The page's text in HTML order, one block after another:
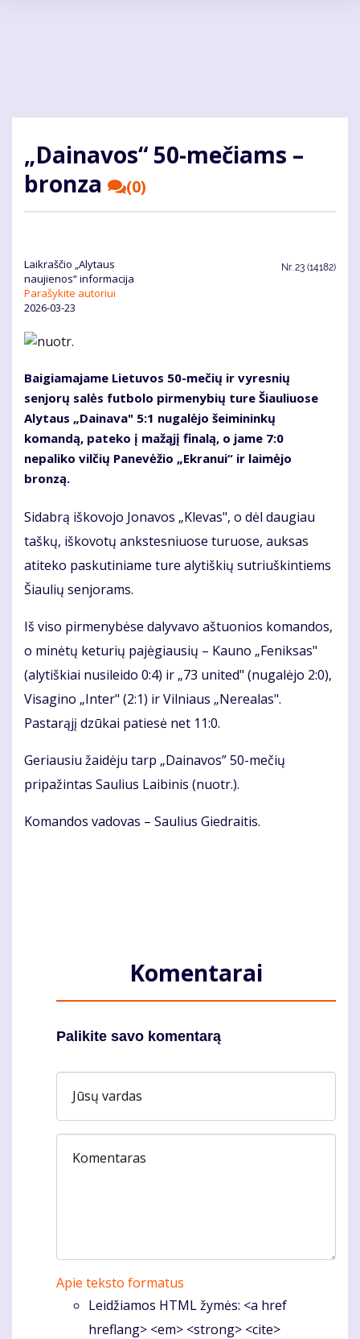
„Dainavos“ 50-mečiams –
bronza
(0)
Laikraščio „Alytaus
naujienos“ informacija
Parašykite autoriui
2026-03-23
Nr. 23 (14182)
Baigiamajame Lietuvos 50-mečių ir vyresnių
senjorų salės futbolo pirmenybių ture Šiauliuose
Alytaus „Dainava" 5:1 nugalėjo šeimininkų
komandą, pateko į mažąjį finalą, o jame 7:0
nepaliko vilčių Panevėžio „Ekranui“ ir laimėjo
bronzą.
Sidabrą iškovojo Jonavos „Klevas", o dėl daugiau
taškų, iškovotų ankstesniuose turuose, auksas
atiteko paskutiniame ture alytiškių sutriuškintiems
Šiaulių senjorams.
Iš viso pirmenybėse dalyvavo aštuonios komandos,
o minėtų keturių pajėgiausių – Kauno „Feniksas"
(alytiškiai nusileido 0:4) ir „73 united" (nugalėjo 2:0),
Visagino „Inter" (2:1) ir Vilniaus „Nerealas".
Pastarąjį dzūkai patiesė net 11:0.
Geriausiu žaidėju tarp „Dainavos” 50-mečių
pripažintas Saulius Laibinis (nuotr.).
Komandos vadovas – Saulius Giedraitis.
Komentarai
Palikite savo komentarą
Jūsų vardas
Komentaras
Apie teksto formatus
Leidžiamos HTML žymės: <a href
hreflang> <em> <strong> <cite>